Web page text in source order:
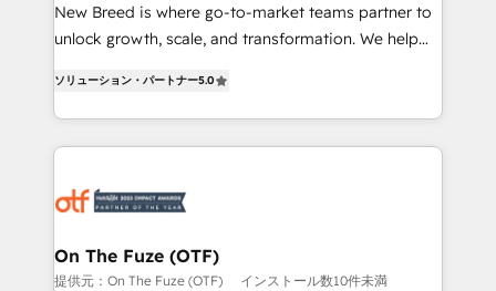
to automate growth. 🏆 Elite Excellence - 8 platform
accreditations and deep HIPAA-compliance
New Breed is where go-to-market teams partner to
unlock growth, scale, and transformation. We help
customer platform and operationalize HubSpot’s
Loop Marketing framework through expert-led
services, smart agents, and purpose-built apps,
results, fast. ⚙️CRM & RevOps: Align all Hubs to your
🎯Demand Gen & ABM: Drive pipeline with inbound,
ABM, AEO, SEO, & paid media. 👩‍💻Web Design:
ソリューション・パートナー5.0
On The Fuze (OTF)
提供元：On The Fuze (OTF) インストール数10件未満